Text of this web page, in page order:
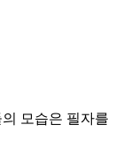
모습은 필자를